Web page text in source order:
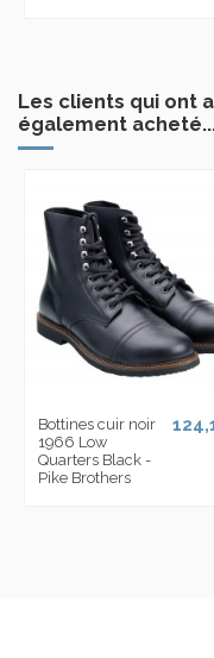
Les clients qui ont
également
Bottines cuir noir
1966 Low
Quarters Black -
Pike Brothers